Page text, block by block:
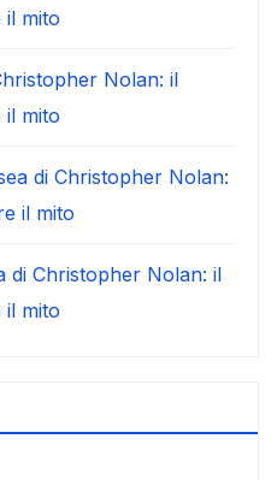
il mito
Nolan: il
il mito
di Christopher Nolan:
il mito
di Christopher Nolan: il
il mito